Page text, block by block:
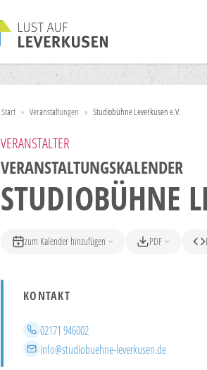
Start › Veranstaltungen › Studiobühne Leverkusen e.V.
VERANSTALTER
VERANSTALTUNGSKALENDER
STUDIOBÜHNE
zum Kalender hinzufügen PDF
KONTAKT
Telefon
02171 946002
E-Mail
info@studiobuehne-leverkusen.de